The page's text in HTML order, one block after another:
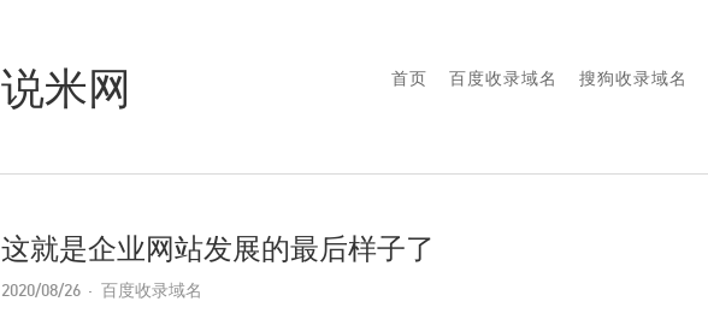
首页 百度收录域名 搜狗收录域名
说米网
这就是企业网站发展的最后样子了
2020/08/26 百度收录域名